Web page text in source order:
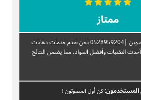
ممتاز
شركة دهانات في ام القيوين |0528959204 نحن نقدم خدمات دهانات
التقنيات وأفضل المواد، مما يضمن النتائج
المستخدمون:كن أول المصوتون !